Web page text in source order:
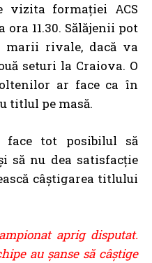
vizita formației ACS
ora 11.30. Sălăjenii pot
rivale, dacă va
seturi la Craiova. O
ar face ca în
titlul pe masă.
face tot posibilul să
să nu dea satisfacție
câștigarea titlului
aprig disputat.
au şanse să câştige